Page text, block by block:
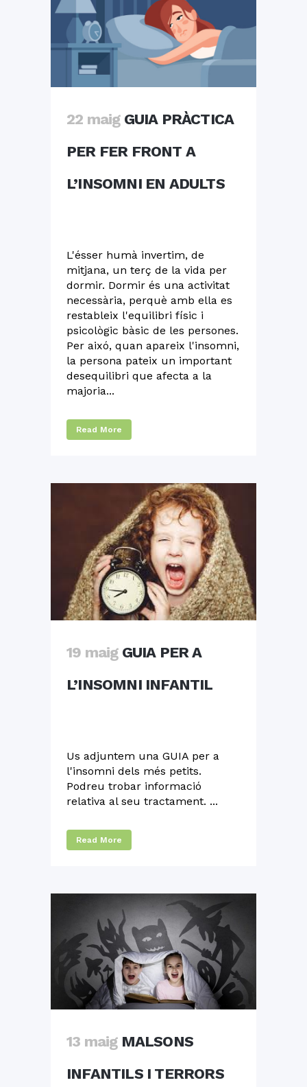
22 maig GUIA PRÀCTICA
PER FER FRONT A
L’INSOMNI EN ADULTS
L'ésser humà invertim, de
mitjana, un terç de la vida per
dormir. Dormir és una activitat
necessària, perquè amb ella es
restableix l'equilibri físic i
psicològic bàsic de les persones.
Per aixó, quan apareix l'insomni,
la persona pateix un important
desequilibri que afecta a la
majoria...
Read More
19 maig GUIA PER A
L’INSOMNI INFANTIL
Us adjuntem una GUIA per a
l'insomni dels més petits.
Podreu trobar informació
relativa al seu tractament. ...
Read More
13 maig MALSONS
INFANTILS I TERRORS